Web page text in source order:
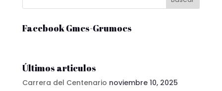
Facebook Gmcs-Grumocs
Últimos articulos
Carrera del Centenario noviembre 10, 2025